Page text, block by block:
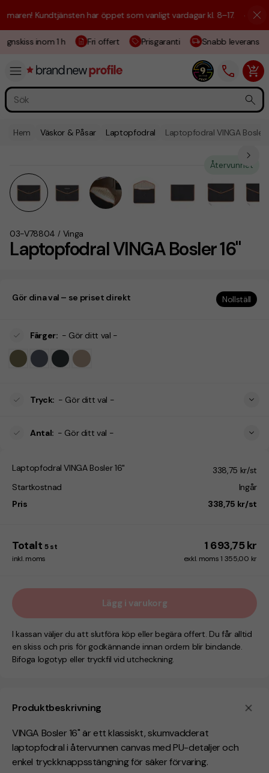
Kundtjänsten har öppet som vanligt vardagar kl. 8–17. ☀️ Vi är
inom 1 h Fri offert Prisgaranti Snabb leverans
Hem Väskor & Påsar Laptopfodral Laptopfodral VINGA Bosler
Laptopfodral VINGA Bosler 16"
03-V78804 / Vinga
Återvunnet
Produktbeskrivning
VINGA Bosler 16" är ett klassiskt, skumvadderat
laptopfodral i återvunnen canvas med PU-detaljer och
enkel tryckknappsstängning för säker förvaring.
Gör dina val – se priset direkt Nollställ
Färger: - Gör ditt val -
Tryck: - Gör ditt val -
Antal: - Gör ditt val -
Laptopfodral VINGA Bosler 16"
338,75 kr/st
Startkostnad
Ingår
Pris
338,75 kr/st
Totalt 5 st 1 693,75 kr
inkl. moms exkl. moms 1 355,00 kr
Lägg i varukorg
I kassan väljer du att slutföra köp eller begära offert. Du får alltid
en skiss och pris för godkännande innan ordern blir bindande.
Bifoga logotyp eller tryckfil vid utcheckning.